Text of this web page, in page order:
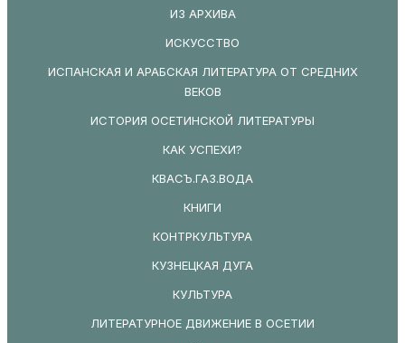
ИЗ АРХИВА
ИСКУССТВО
ИСПАНСКАЯ И АРАБСКАЯ ЛИТЕРАТУРА ОТ СРЕДНИХ
ВЕКОВ
ИСТОРИЯ ОСЕТИНСКОЙ ЛИТЕРАТУРЫ
КАК УСПЕХИ?
КВАСЪ.ГАЗ.ВОДА
КНИГИ
КОНТРКУЛЬТУРА
КУЗНЕЦКАЯ ДУГА
КУЛЬТУРА
ЛИТЕРАТУРНОЕ ДВИЖЕНИЕ В ОСЕТИИ